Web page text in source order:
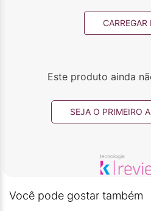
CARREGAR
Este produto ainda
SEJA O PRIMEIRO
Você pode gostar também